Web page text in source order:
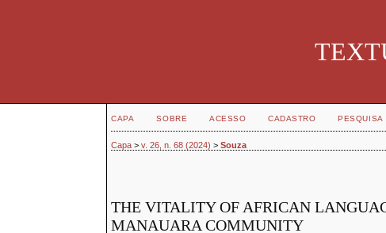
CAPA SOBRE ACESSO CADASTRO PESQUISA
Capa >v. 26, n. 68 (2024) >Souza
THE VITALITY OF AFRICAN
MANAUARA COMMUNITY